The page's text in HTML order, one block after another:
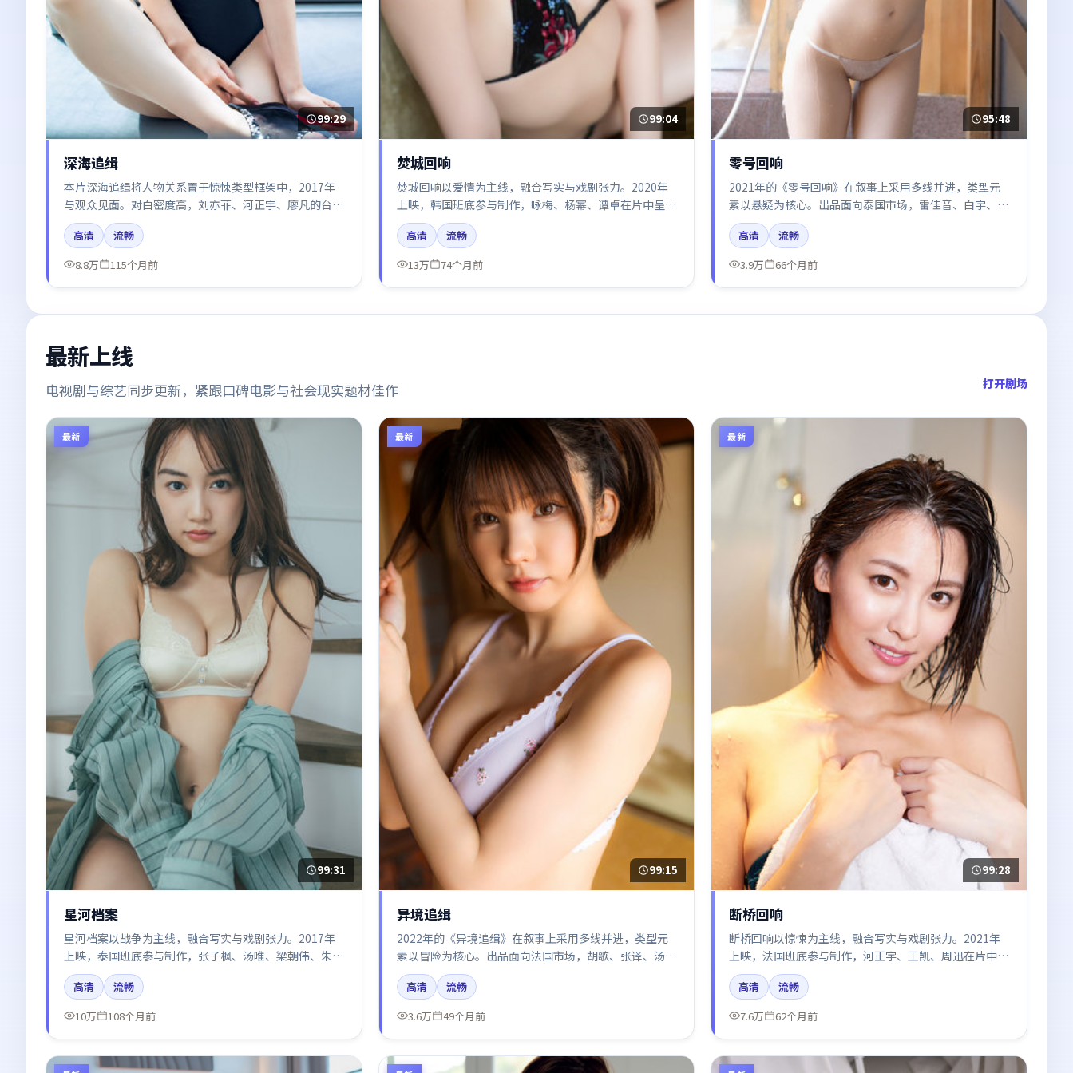
99:29
深海追缉
本片深海追缉将人物关系置于惊悚类型框架中，2017年
与观众见面。对白密度高，刘亦菲、河正宇、廖凡的台词
节奏值得关注；整体气质偏泰国都市与冷色调摄影。
高清
流畅
8.8万
115个月前
99:04
焚城回响
焚城回响以爱情为主线，融合写实与戏剧张力。2020年
上映，韩国班底参与制作，咏梅、杨幂、谭卓在片中呈现
细腻表演，影像风格统一，配乐与剪辑强化了情绪曲线。
高清
流畅
13万
74个月前
95:48
零号回响
2021年的《零号回响》在叙事上采用多线并进，类型元
素以悬疑为核心。出品面向泰国市场，雷佳音、白宇、汤
唯、咏梅、秦海璐所饰角色推动关键反转，结尾留白引发
讨论。
高清
流畅
3.9万
66个月前
最新上线
电视剧与综艺同步更新，紧跟口碑电影与社会现实题材佳作 打开剧场
最新
99:31
星河档案
星河档案以战争为主线，融合写实与戏剧张力。2017年
上映，泰国班底参与制作，张子枫、汤唯、梁朝伟、朱一
龙在片中呈现细腻表演，影像风格统一，配乐与剪辑强化
了情绪曲线。
高清
流畅
10万
108个月前
最新
99:15
异境追缉
2022年的《异境追缉》在叙事上采用多线并进，类型元
素以冒险为核心。出品面向法国市场，胡歌、张译、汤
唯、周冬雨、倪妮所饰角色推动关键反转，结尾留白引发
讨论。
高清
流畅
3.6万
49个月前
最新
99:28
断桥回响
断桥回响以惊悚为主线，融合写实与戏剧张力。2021年
上映，法国班底参与制作，河正宇、王凯、周迅在片中呈
现细腻表演，影像风格统一，配乐与剪辑强化了情绪曲
线。
高清
流畅
7.6万
62个月前